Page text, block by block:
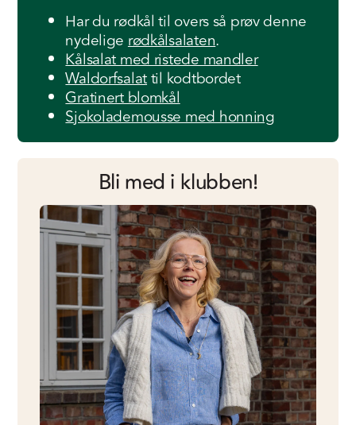
Har du rødkål til overs så prøv denne
nydeligerødkålsalaten.
Kålsalat med ristede mandler
Waldorfsalattil kodtbordet
Gratinert blomkål
Sjokolademousse med honning
Bli med i klubben!